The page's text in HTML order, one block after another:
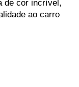
de cor incrível,
ao carro